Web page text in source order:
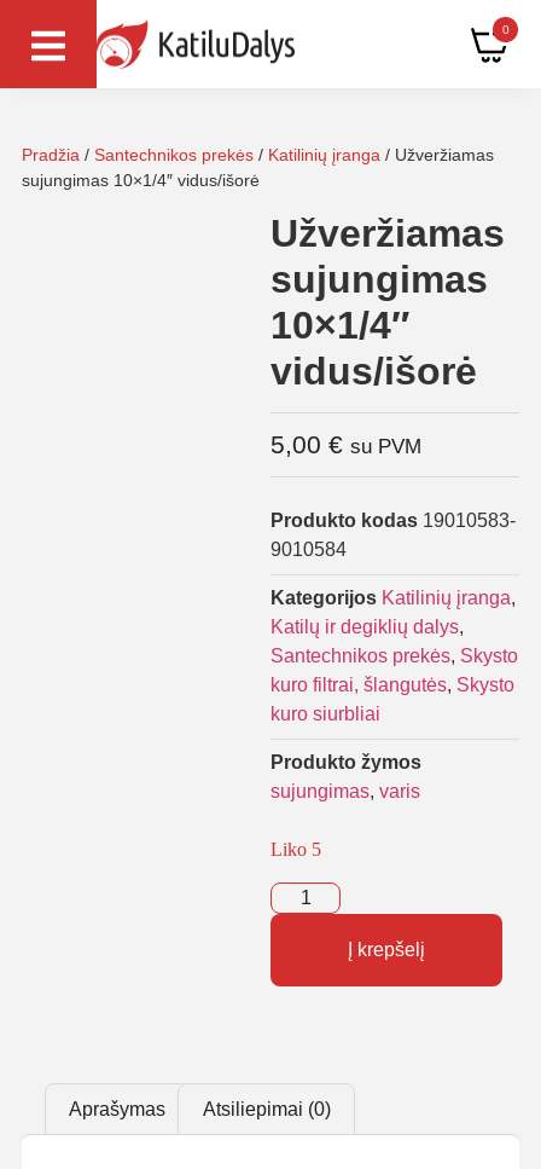
0
Pradžia / Santechnikos prekės / Katilinių įranga / Užveržiamas
sujungimas 10×1/4″ vidus/išorė
Užveržiamas
sujungimas
10×1/4″
vidus/išorė
5,00 € su PVM
Produkto kodas 19010583-
9010584
Kategorijos Katilinių įranga,
Katilų ir degiklių dalys,
Santechnikos prekės, Skysto
kuro filtrai, šlangutės, Skysto
kuro siurbliai
Produkto žymos
sujungimas, varis
Liko 5
Į krepšelį
Aprašymas Atsiliepimai (0)